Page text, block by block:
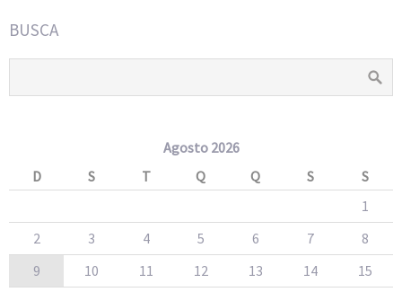
BUSCA
Agosto 2026
D
S T Q Q S
S
1
2
3 4 5 6 7
8
9
10 11 12 13 14
15